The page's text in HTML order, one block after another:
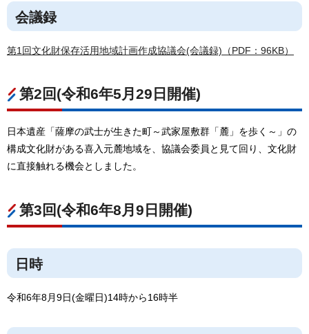
会議録
第1回文化財保存活用地域計画作成協議会(会議録)（PDF：96KB）
第2回(令和6年5月29日開催)
日本遺産「薩摩の武士が生きた町～武家屋敷群「麓」を歩く～」の
構成文化財がある喜入元麓地域を、協議会委員と見て回り、文化財
に直接触れる機会としました。
第3回(令和6年8月9日開催)
日時
令和6年8月9日(金曜日)14時から16時半